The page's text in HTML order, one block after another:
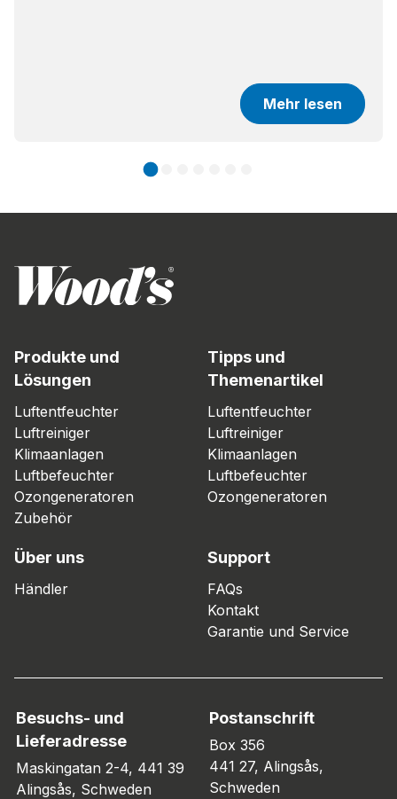
Mehr lesen
Produkte und
Lösungen
Luftentfeuchter
Luftreiniger
Klimaanlagen
Luftbefeuchter
Ozongeneratoren
Zubehör
Tipps und
Themenartikel
Luftentfeuchter
Luftreiniger
Klimaanlagen
Luftbefeuchter
Ozongeneratoren
Über uns
Händler
Support
FAQs
Kontakt
Garantie und Service
Besuchs- und
Lieferadresse
Maskingatan 2-4, 441 39
Alingsås, Schweden
Postanschrift
Box 356
441 27, Alingsås,
Schweden